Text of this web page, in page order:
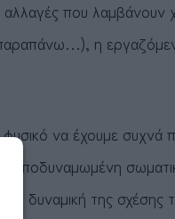
αλλαγές που
η
να έχουμε συχνά
αποδυναμωμένη
δυναμική της σχέσης